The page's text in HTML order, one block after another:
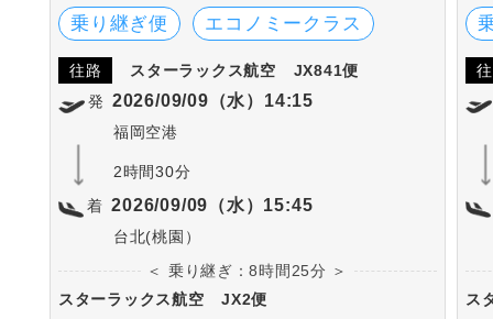
乗り継ぎ便 エコノミークラス
往路 スターラックス航空
JX841便
発 2026/09/09（水）14:15
福岡空港
2時間30分
着 2026/09/09（水）15:45
台北(桃園）
＜ 乗り継ぎ：8時間25分 ＞
スターラックス航空
JX2便
ス